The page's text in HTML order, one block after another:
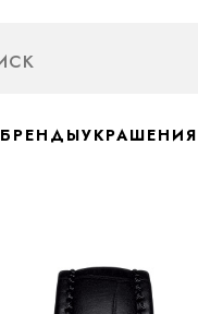
БРЕНДЫУКРАШЕНИЯ